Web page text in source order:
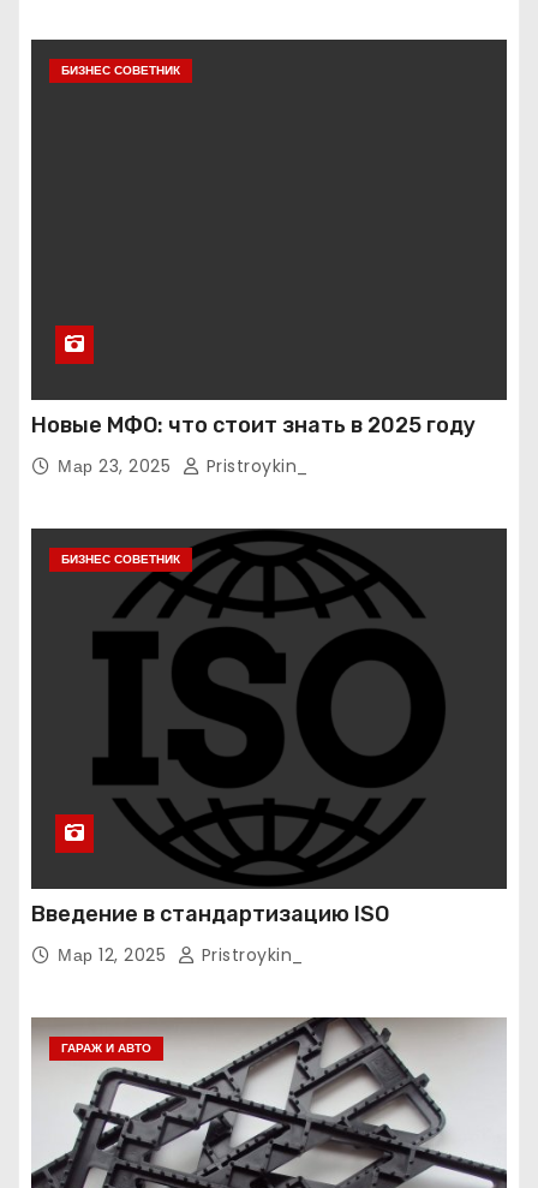
БИЗНЕС СОВЕТНИК
Новые МФО: что стоит знать в 2025 году
Мар 23, 2025 Pristroykin_
БИЗНЕС СОВЕТНИК
Введение в стандартизацию ISO
Мар 12, 2025 Pristroykin_
ГАРАЖ И АВТО